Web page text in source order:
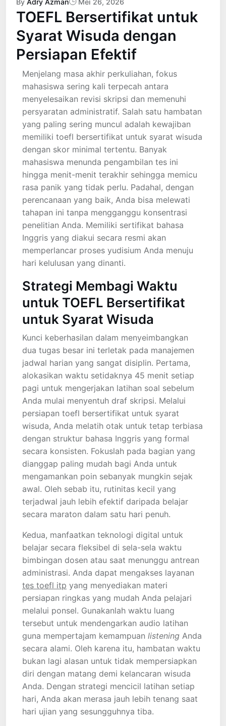
By Adry Azman Mei 26, 2026
TOEFL Bersertifikat untuk
Syarat Wisuda dengan
Persiapan Efektif
Menjelang masa akhir perkuliahan, fokus
mahasiswa sering kali terpecah antara
menyelesaikan revisi skripsi dan memenuhi
persyaratan administratif. Salah satu hambatan
yang paling sering muncul adalah kewajiban
memiliki toefl bersertifikat untuk syarat wisuda
dengan skor minimal tertentu. Banyak
mahasiswa menunda pengambilan tes ini
hingga menit-menit terakhir sehingga memicu
rasa panik yang tidak perlu. Padahal, dengan
perencanaan yang baik, Anda bisa melewati
tahapan ini tanpa mengganggu konsentrasi
penelitian Anda. Memiliki sertifikat bahasa
Inggris yang diakui secara resmi akan
memperlancar proses yudisium Anda menuju
hari kelulusan yang dinanti.
Strategi Membagi Waktu
untuk TOEFL Bersertifikat
untuk Syarat Wisuda
Kunci keberhasilan dalam menyeimbangkan
dua tugas besar ini terletak pada manajemen
jadwal harian yang sangat disiplin. Pertama,
alokasikan waktu setidaknya 45 menit setiap
pagi untuk mengerjakan latihan soal sebelum
Anda mulai menyentuh draf skripsi. Melalui
persiapan toefl bersertifikat untuk syarat
wisuda, Anda melatih otak untuk tetap terbiasa
dengan struktur bahasa Inggris yang formal
secara konsisten. Fokuslah pada bagian yang
dianggap paling mudah bagi Anda untuk
mengamankan poin sebanyak mungkin sejak
awal. Oleh sebab itu, rutinitas kecil yang
terjadwal jauh lebih efektif daripada belajar
secara maraton dalam satu hari penuh.
Kedua, manfaatkan teknologi digital untuk
belajar secara fleksibel di sela-sela waktu
bimbingan dosen atau saat menunggu antrean
administrasi. Anda dapat mengakses layanan
tes toefl itp yang menyediakan materi
persiapan ringkas yang mudah Anda pelajari
melalui ponsel. Gunakanlah waktu luang
tersebut untuk mendengarkan audio latihan
guna mempertajam kemampuan listening Anda
secara alami. Oleh karena itu, hambatan waktu
bukan lagi alasan untuk tidak mempersiapkan
diri dengan matang demi kelancaran wisuda
Anda. Dengan strategi mencicil latihan setiap
hari, Anda akan merasa jauh lebih tenang saat
hari ujian yang sesungguhnya tiba.